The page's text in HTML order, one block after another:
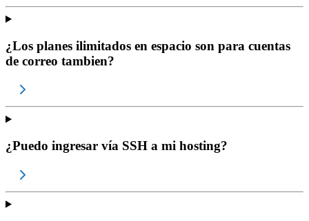
¿Los planes ilimitados en espacio son para cuentas
de correo tambien?
¿Puedo ingresar vía SSH a mi hosting?